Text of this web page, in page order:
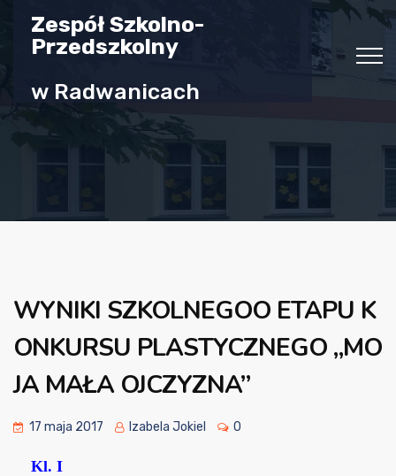
Zespół Szkolno-
Przedszkolny
w Radwanicach
WYNIKI SZKOLNEGOO ETAPU K
ONKURSU PLASTYCZNEGO „MO
JA MAŁA OJCZYZNA”
17 maja 2017 Izabela Jokiel 0
Kl. I